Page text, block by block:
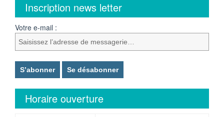
Inscription news letter
Votre e-mail :
Horaire ouverture